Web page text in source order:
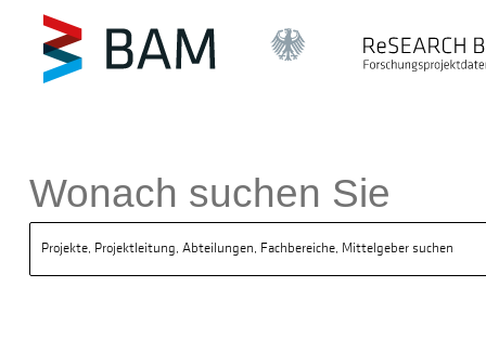
BAM
Wonach suchen Sie